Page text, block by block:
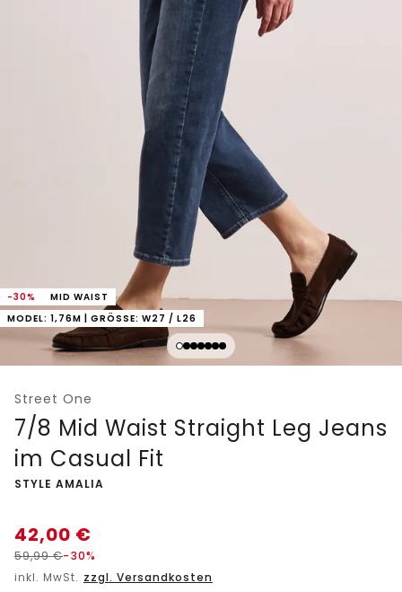
-30%
MID WAIST
MODEL: 1,76M | GRÖSSE: W27 / L26
Street One
7/8 Mid Waist Straight Leg Jeans
im Casual Fit
-
STYLE AMALIA
42,00 €
59,99€-30%
inkl. MwSt. zzgl. Versandkosten